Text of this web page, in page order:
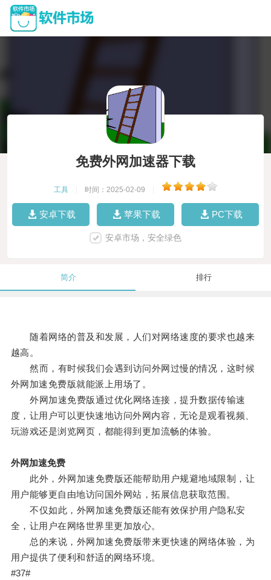
免费外网加速器下载
工具 时间：2025-02-09
安卓下载 苹果下载 PC下载
安卓市场，安全绿色
简介 排行
随着网络的普及和发展，人们对网络速度的要求也越来
越高。
然而，有时候我们会遇到访问外网过慢的情况，这时候
外网加速免费版就能派上用场了。
外网加速免费版通过优化网络连接，提升数据传输速
度，让用户可以更快速地访问外网内容，无论是观看视频、
玩游戏还是浏览网页，都能得到更加流畅的体验。
外网加速免费
此外，外网加速免费版还能帮助用户规避地域限制，让
用户能够更自由地访问国外网站，拓展信息获取范围。
不仅如此，外网加速免费版还能有效保护用户隐私安
全，让用户在网络世界里更加放心。
总的来说，外网加速免费版带来更快速的网络体验，为
用户提供了便利和舒适的网络环境。
#37#